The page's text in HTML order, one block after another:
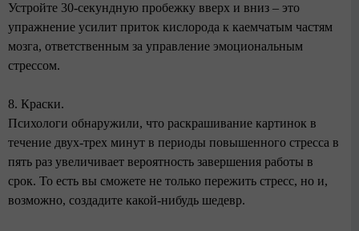
Устройте 30-секундную пробежку вверх и вниз – это
упражнение усилит приток кислорода к каемчатым частям
мозга, ответственным за управление эмоциональным
стрессом.
8. Краски.
Психологи обнаружили, что раскрашивание картинок в
течение двух-трех минут в периоды повышенного стресса в
пять раз увеличивает вероятность завершения работы в
срок. То есть вы сможете не только пережить стресс, но и,
возможно, создадите какой-нибудь шедевр.